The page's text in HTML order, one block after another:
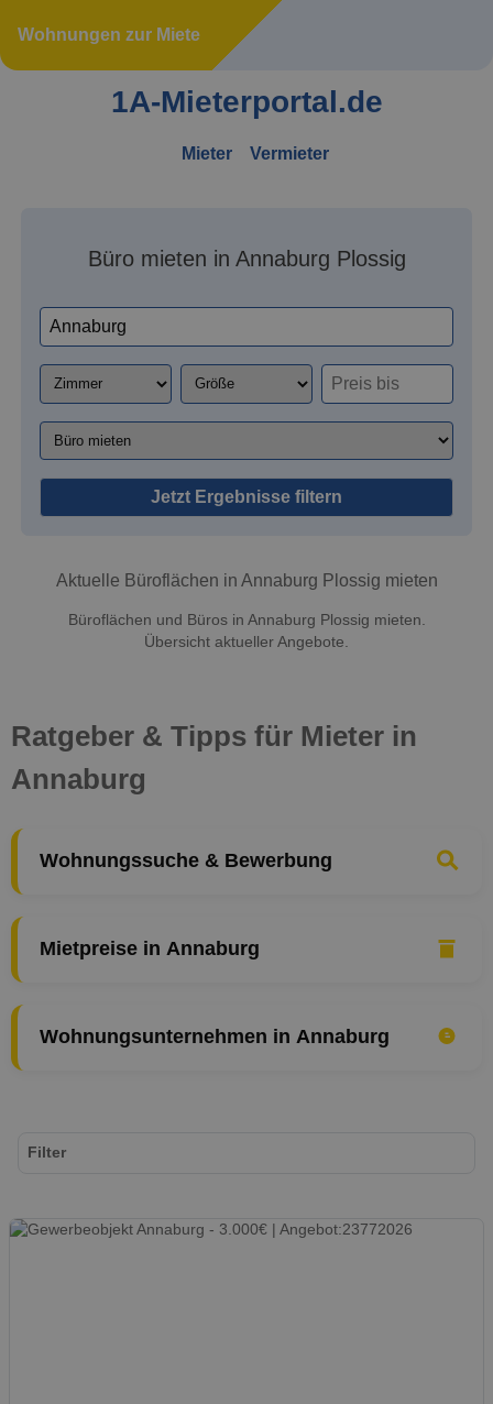
Wohnungen zur Miete
1A-Mieterportal.de
Mieter Vermieter
Büro mieten in Annaburg Plossig
Jetzt Ergebnisse filtern
Aktuelle Büroflächen in Annaburg Plossig mieten
Büroflächen und Büros in Annaburg Plossig mieten.
Übersicht aktueller Angebote.
Ratgeber & Tipps für Mieter in
Annaburg
Wohnungssuche & Bewerbung
Mietpreise in Annaburg
Wohnungsunternehmen in Annaburg
Filter